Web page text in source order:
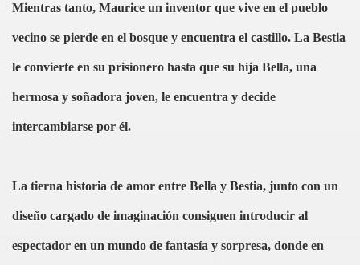
Mientras tanto, Maurice un inventor que vive en el pueblo
vecino se pierde en el bosque y encuentra el castillo. La Bestia
le convierte en su prisionero hasta que su hija Bella, una
hermosa y soñadora joven, le encuentra y decide
intercambiarse por él.
La tierna historia de amor entre Bella y Bestia, junto con un
diseño cargado de imaginación consiguen introducir al
espectador en un mundo de fantasía y sorpresa, donde en